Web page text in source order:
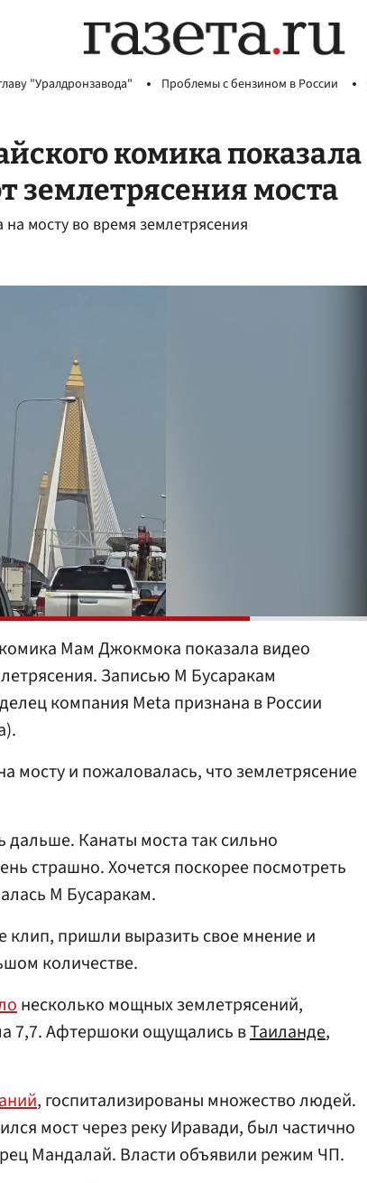
"Уралдронзавода" Проблемы с бензином в России
комика показала
землетрясения моста
мосту во время землетрясения
Мам Джокмока показала видео
Записью М Бусаракам
компания Meta признана в России
мосту и пожаловалась, что землетрясение
Канаты моста так сильно
страшно. Хочется поскорее посмотреть
М Бусаракам.
пришли выразить свое мнение и
количестве.
несколько мощных землетрясений,
7,7. Афтершоки ощущались вТаиланде,
, госпитализированы множество людей.
мост через реку Иравади, был частично
Мандалай. Власти объявили режим ЧП.